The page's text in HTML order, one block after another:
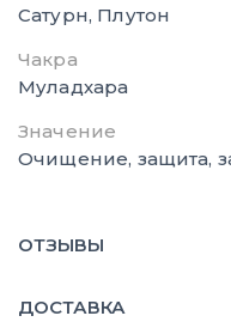
Сатурн, Плутон
Чакра
Муладхара
Значение
Очищение, защита,
ОТЗЫВЫ
ДОСТАВКА